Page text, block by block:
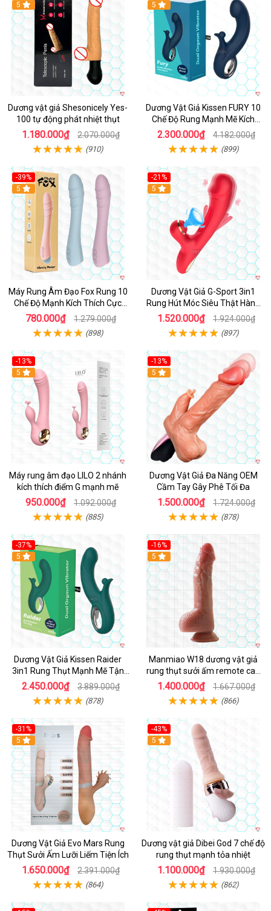
5
Dương vật giả Shesonicely Yes-
100 tự động phát nhiệt thụt
1.180.000₫ 2.070.000₫
(910)
Hot
5
Dương Vật Giả Kissen FURY 10
Chế Độ Rung Mạnh Mẽ Kích
Thích
2.300.000₫ 4.182.000₫
(899)
-39%
Hot
5
Máy Rung Âm Đạo Fox Rung 10
Chế Độ Mạnh Kích Thích Cực
Sướng
780.000₫ 1.279.000₫
(898)
-21%
Hot
5
Dương Vật Giả G-Sport 3in1
Rung Hút Móc Siêu Thật Hàng
Hot
1.520.000₫ 1.924.000₫
(897)
-13%
Hot
5
Máy rung âm đạo LILO 2 nhánh
kích thích điểm G mạnh mẽ
950.000₫ 1.092.000₫
(885)
-13%
Hot
5
Dương Vật Giả Đa Năng OEM
Cầm Tay Gây Phê Tối Đa
1.500.000₫ 1.724.000₫
(878)
-37%
Hot
5
Dương Vật Giả Kissen Raider
3in1 Rung Thụt Mạnh Mẽ Tận
Hưởng
2.450.000₫ 3.889.000₫
(878)
-16%
Hot
5
Manmiao W18 dương vật giả
rung thụt sưởi ấm remote cao
cấp
1.400.000₫ 1.667.000₫
(866)
-31%
5
Dương Vật Giả Evo Mars Rung
Thụt Sưởi Ấm Lưỡi Liếm Tiện Ích
1.650.000₫ 2.391.000₫
(864)
-43%
Hot
5
Dương vật giả Dibei God 7 chế độ
rung thụt mạnh tỏa nhiệt
1.100.000₫ 1.930.000₫
(862)